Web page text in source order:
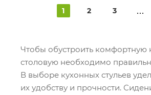
1 2 3
Чтобы обустроить комфортную
столовую необходимо
В выборе кухонных стульев
их удобству и прочности.